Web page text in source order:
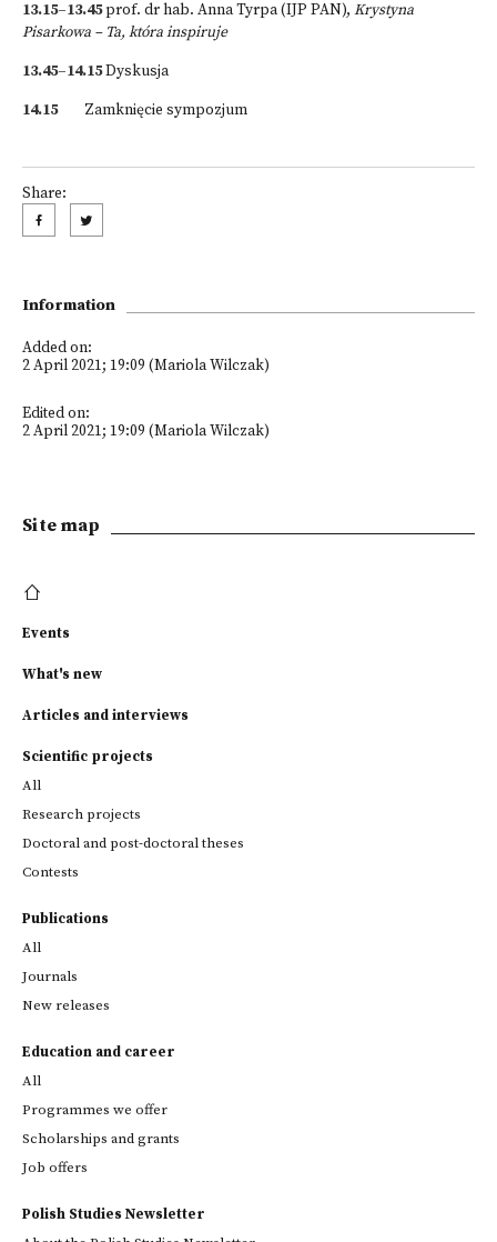
13.15–13.45prof. dr hab. Anna Tyrpa (IJP PAN), Krystyna
Pisarkowa – Ta, która inspiruje
13.45–14.15Dyskusja
14.15Zamknięcie sympozjum
Share:
Information
Added on:
2 April 2021; 19:09 (Mariola Wilczak)
Edited on:
2 April 2021; 19:09 (Mariola Wilczak)
Site map
Events
What's new
Articles and interviews
Scientific projects
All
Research projects
Doctoral and post-doctoral theses
Contests
Publications
All
Journals
New releases
Education and career
All
Programmes we offer
Scholarships and grants
Job offers
Polish Studies Newsletter